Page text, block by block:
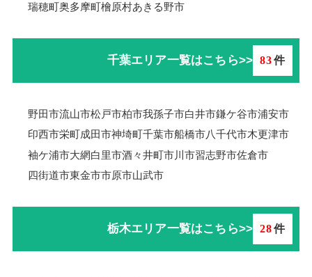
瑞穂町奥多摩町檜原村あきる野市
千葉エリア一覧はこちら>> 83件
野田市流山市松戸市柏市我孫子市白井市鎌ケ谷市浦安市
印西市栄町成田市神埼町千葉市船橋市八千代市木更津市
袖ケ浦市大網白里市酒々井町市川市習志野市佐倉市
四街道市東金市市原市山武市
栃木エリア一覧はこちら>> 28件